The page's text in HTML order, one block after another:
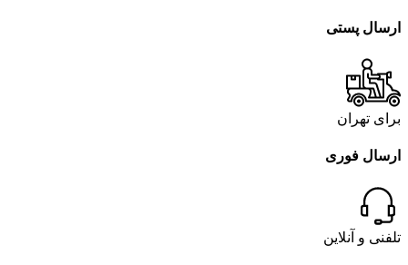
ارسال پستی
برای تهران
ارسال فوری
تلفنی و آنلاین